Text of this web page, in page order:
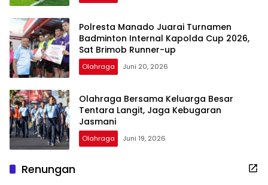
Polresta Manado Juarai Turnamen
Badminton Internal Kapolda Cup 2026,
Sat Brimob Runner-up
Olahraga Juni 20, 2026
Olahraga Bersama Keluarga Besar
Tentara Langit, Jaga Kebugaran
Jasmani
Olahraga Juni 19, 2026
Renungan